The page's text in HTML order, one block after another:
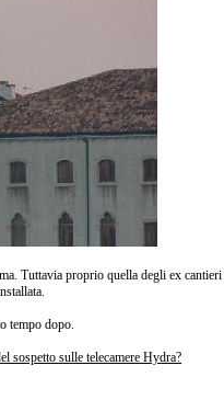
Tuttavia proprio quella degli ex cantieri
tempo dopo.
sospetto sulle telecamere Hydra?